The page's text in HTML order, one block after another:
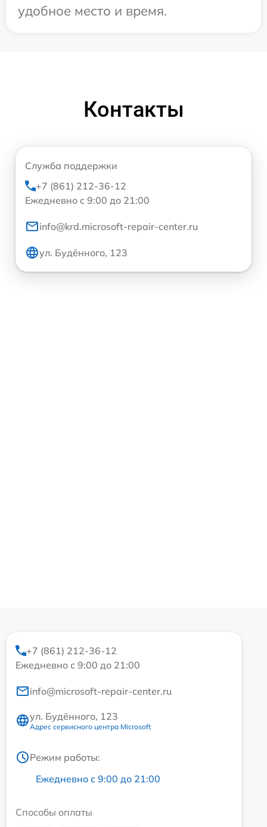
удобное место и время.
Контакты
Служба поддержки
+7 (861) 212-36-12
Ежедневно с 9:00 до 21:00
info@krd.microsoft-repair-center.ru
ул. Будённого, 123
+7 (861) 212-36-12
Ежедневно с 9:00 до 21:00
info@microsoft-repair-center.ru
ул. Будённого, 123
Адрес сервисного центра Microsoft
Режим работы:
Ежедневно с 9:00 до 21:00
Способы оплаты